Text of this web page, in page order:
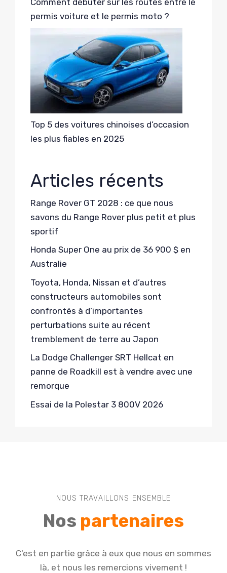
Comment débuter sur les routes entre le
permis voiture et le permis moto ?
Top 5 des voitures chinoises d’occasion
les plus fiables en 2025
Articles récents
Range Rover GT 2028 : ce que nous
savons du Range Rover plus petit et plus
sportif
Honda Super One au prix de 36 900 $ en
Australie
Toyota, Honda, Nissan et d’autres
constructeurs automobiles sont
confrontés à d’importantes
perturbations suite au récent
tremblement de terre au Japon
La Dodge Challenger SRT Hellcat en
panne de Roadkill est à vendre avec une
remorque
Essai de la Polestar 3 800V 2026
NOUS TRAVAILLONS ENSEMBLE
Nos partenaires
C'est en partie grâce à eux que nous en sommes
là, et nous les remercions vivement !